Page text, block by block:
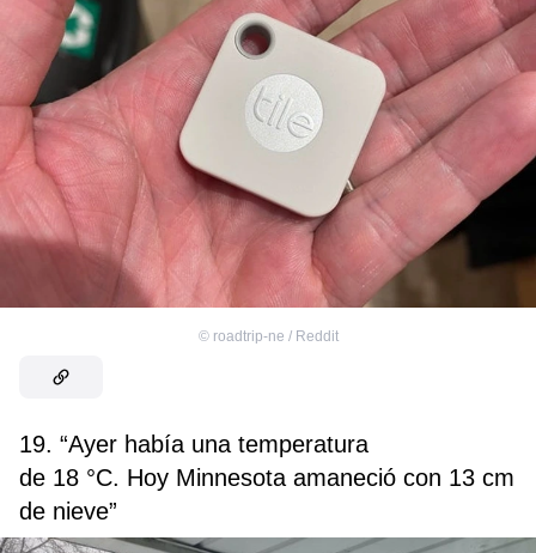
© roadtrip-ne / Reddit
19. “Ayer había una temperatura
de 18 °С. Hoy Minnesota amaneció con 13 cm
de nieve”